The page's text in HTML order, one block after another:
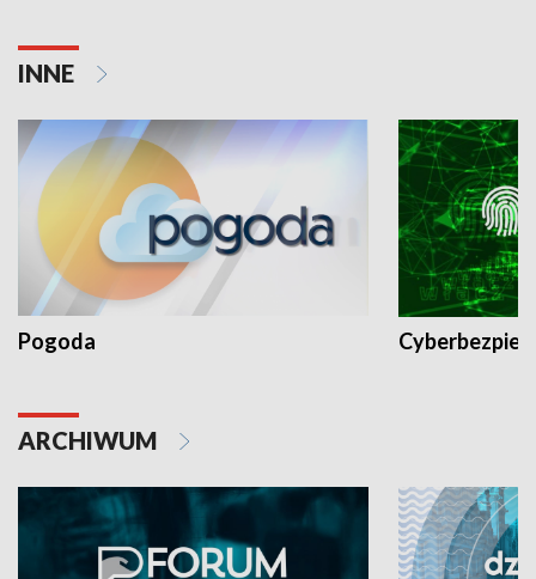
INNE
Pogoda
ARCHIWUM